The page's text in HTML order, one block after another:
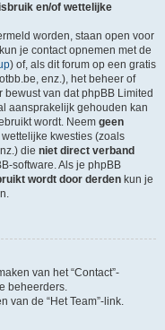
en/of wettelijke
worden, staan open voor
je contact opnemen met de
) of, als dit forum op een gratis
enz.), het beheer of
van dat phpBB Limited
aansprakelijk gehouden kan
wordt. Neem geen
kwesties (zoals
die niet direct verband
software. Als je phpBB
wordt door derden kun je
van het “Contact”-
beheerders.
van de “Het Team”-link.